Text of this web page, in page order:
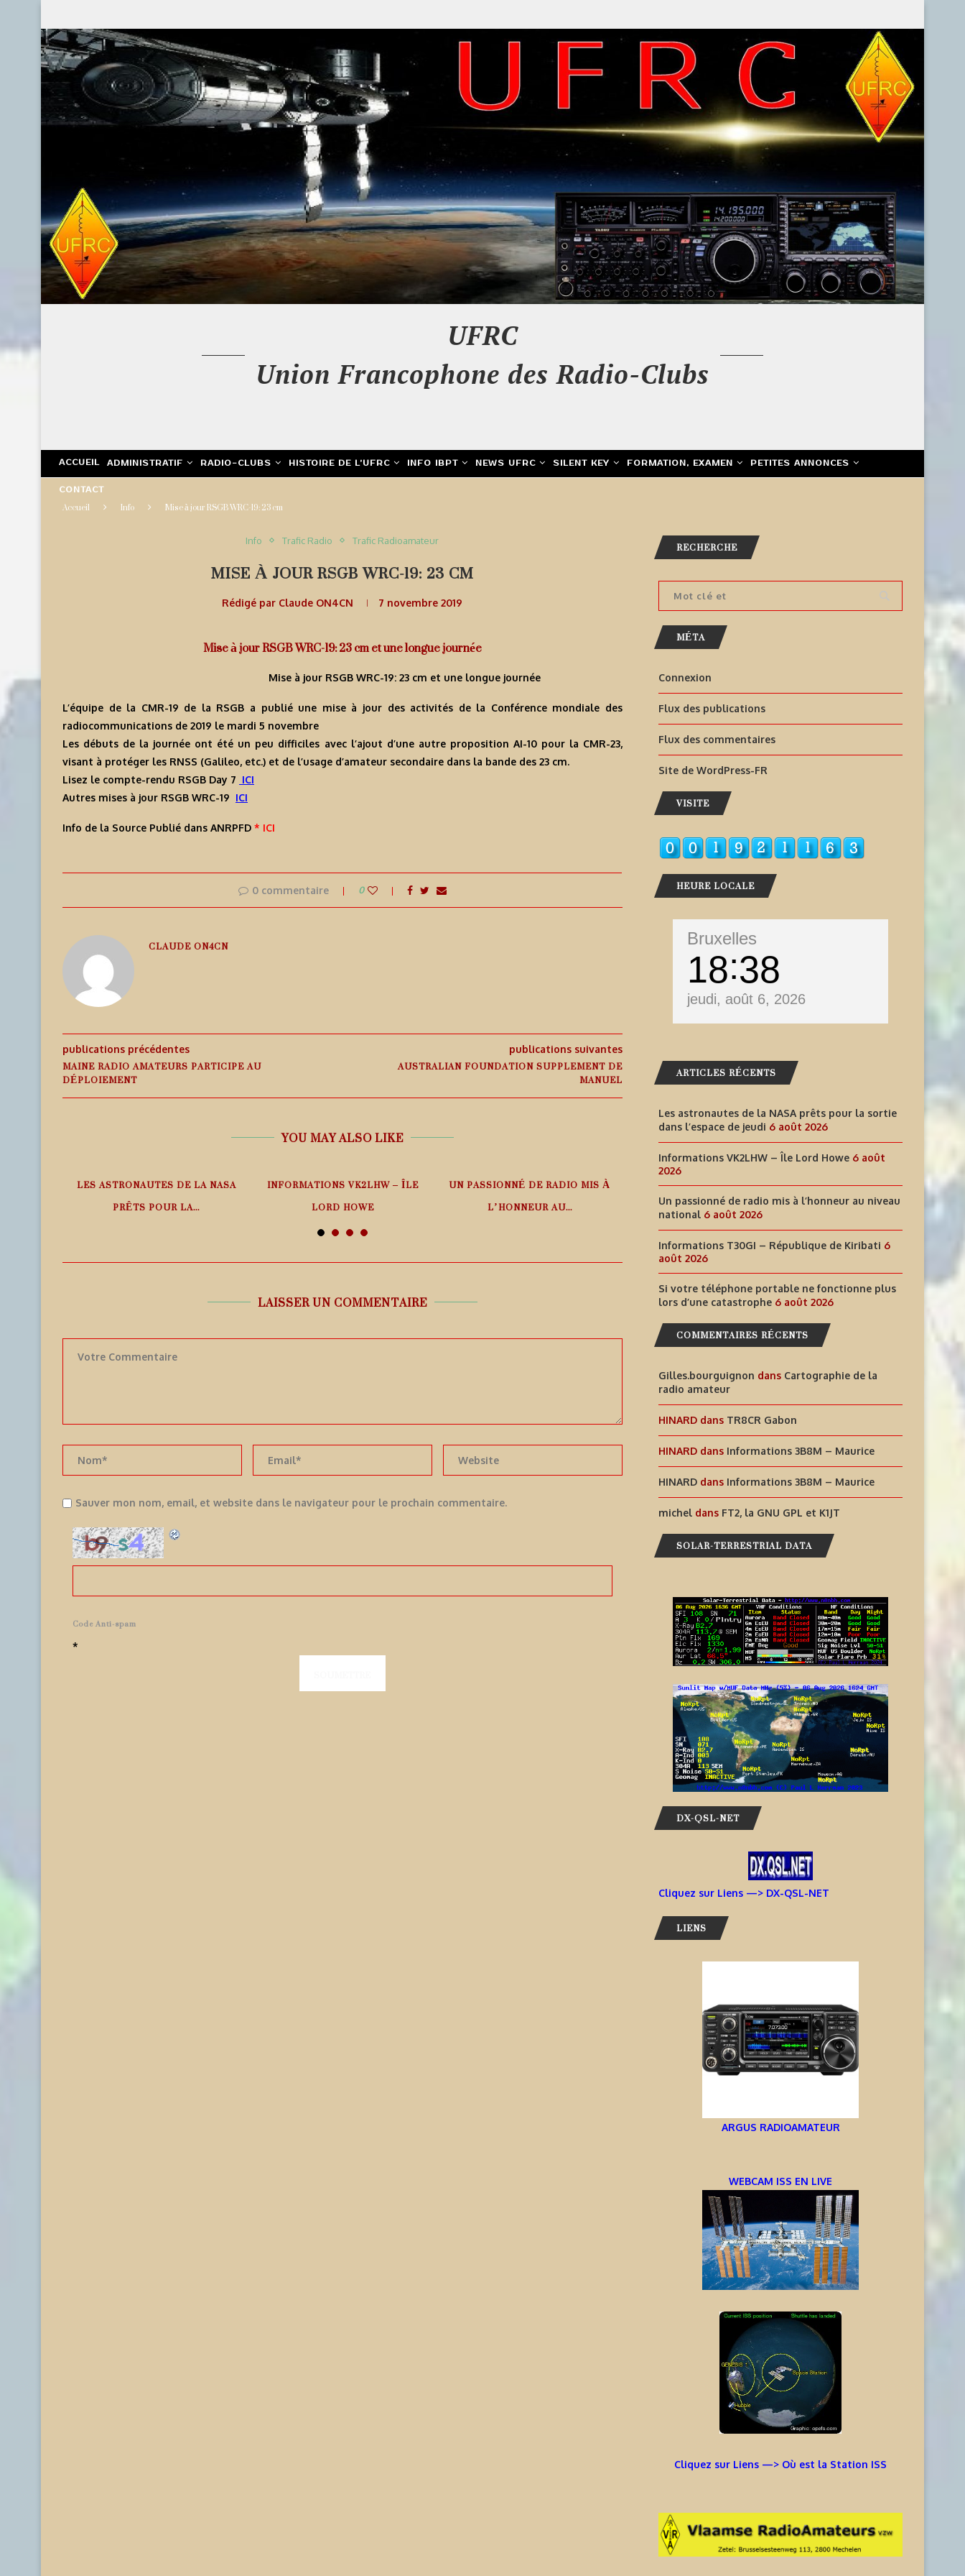
UFRC
Union Francophone des Radio-Clubs
ACCUEIL ADMINISTRATIF RADIO-CLUBS HISTOIRE DE L’UFRC INFO IBPT NEWS UFRC SILENT KEY FORMATION, EXAMEN PETITES ANNONCES
CONTACT
Accueil Info Mise à jour RSGB WRC-19: 23 cm
Info Trafic Radio Trafic Radioamateur
MISE À JOUR RSGB WRC-19: 23 CM
Rédigé par Claude ON4CN 7 novembre 2019
Mise à jour RSGB WRC-19: 23 cm et une longue journée
Mise à jour RSGB WRC-19: 23 cm et une longue journée
L’équipe de la CMR-19 de la RSGB a publié une mise à jour des activités de la Conférence mondiale des
radiocommunications de 2019 le mardi 5 novembre
Les débuts de la journée ont été un peu difficiles avec l’ajout d’une autre proposition AI-10 pour la CMR-23,
visant à protéger les RNSS (Galileo, etc.) et de l’usage d’amateur secondaire dans la bande des 23 cm.
Lisez le compte-rendu RSGB Day 7 ICI
Autres mises à jour RSGB WRC-19 ICI
Info de la Source Publié dans ANRPFD * ICI
0 commentaire 0
CLAUDE ON4CN
publications précédentes
MAINE RADIO AMATEURS PARTICIPE AU
DÉPLOIEMENT
publications suivantes
AUSTRALIAN FOUNDATION SUPPLEMENT DE
MANUEL
YOU MAY ALSO LIKE
LES ASTRONAUTES DE LA NASA
PRÊTS POUR LA...
INFORMATIONS VK2LHW – ÎLE
LORD HOWE
6 août 2026
UN PASSIONNÉ DE RADIO MIS À
L’HONNEUR AU...
INFORMATIONS T30GI –
RÉPUBLIQUE DE KIRIBATI
6 août 2026
SI VOTRE TÉLÉPHONE
NE FONCTIONNE PLUS
6 août 2026
LAISSER UN COMMENTAIRE
Sauver mon nom, email, et website dans le navigateur pour le prochain commentaire.
Code Anti-spam
*
RECHERCHE
MÉTA
Connexion
Flux des publications
Flux des commentaires
Site de WordPress-FR
VISITE
HEURE LOCALE
Bruxelles
18 39
jeudi, août 6, 2026
ARTICLES RÉCENTS
Les astronautes de la NASA prêts pour la sortie
dans l’espace de jeudi 6 août 2026
Informations VK2LHW – Île Lord Howe 6 août
2026
Un passionné de radio mis à l’honneur au niveau
national 6 août 2026
Informations T30GI – République de Kiribati 6
août 2026
Si votre téléphone portable ne fonctionne plus
lors d’une catastrophe 6 août 2026
COMMENTAIRES RÉCENTS
Gilles.bourguignon dans Cartographie de la
radio amateur
HINARD dans TR8CR Gabon
HINARD dans Informations 3B8M – Maurice
HINARD dans Informations 3B8M – Maurice
michel dans FT2, la GNU GPL et K1JT
SOLAR-TERRESTRIAL DATA
DX-QSL-NET
Cliquez sur Liens —> DX-QSL-NET
LIENS
ARGUS RADIOAMATEUR
WEBCAM ISS EN LIVE
Cliquez sur Liens —> Où est la Station ISS